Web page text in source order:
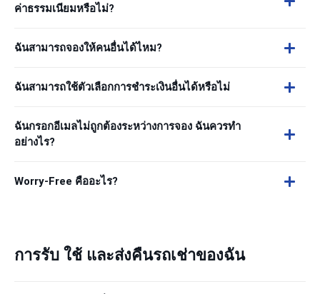
ค่าธรรมเนียมหรือไม่?
ฉันสามารถจองให้คนอื่นได้ไหม?
ฉันสามารถใช้ตัวเลือกการชำระเงินอื่นได้หรือไม่
ฉันกรอกอีเมลไม่ถูกต้องระหว่างการจอง ฉันควรทำ
อย่างไร?
Worry-Free คืออะไร?
การรับ ใช้ และส่งคืนรถเช่าของฉัน